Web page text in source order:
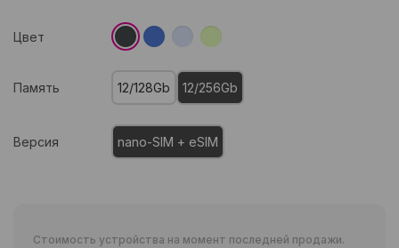
Цвет
Память 12/128Gb 12/256Gb
Версия nano-SIM + eSIM
Стоимость устройства на момент последней продажи.